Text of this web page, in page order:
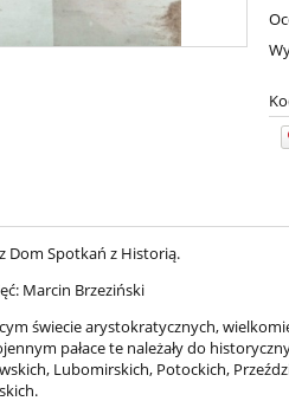
Dom Spotkań z Historią.
Marcin Brzeziński
świecie arystokratycznych,
pałace te należały do
Lubomirskich, Potockich,